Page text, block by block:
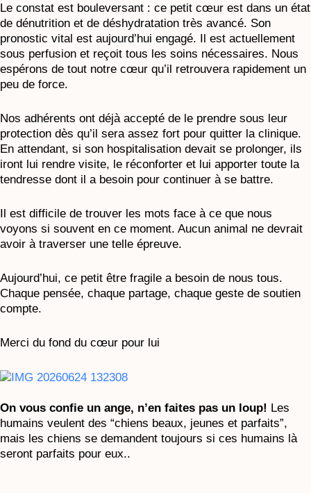
Le constat est bouleversant : ce petit cœur est dans un état
de dénutrition et de déshydratation très avancé. Son
pronostic vital est aujourd’hui engagé. Il est actuellement
sous perfusion et reçoit tous les soins nécessaires. Nous
espérons de tout notre cœur qu’il retrouvera rapidement un
peu de force.
Nos adhérents ont déjà accepté de le prendre sous leur
protection dès qu’il sera assez fort pour quitter la clinique.
En attendant, si son hospitalisation devait se prolonger, ils
iront lui rendre visite, le réconforter et lui apporter toute la
tendresse dont il a besoin pour continuer à se battre.
Il est difficile de trouver les mots face à ce que nous
voyons si souvent en ce moment. Aucun animal ne devrait
avoir à traverser une telle épreuve.
Aujourd’hui, ce petit être fragile a besoin de nous tous.
Chaque pensée, chaque partage, chaque geste de soutien
compte.
Merci du fond du cœur pour lui
On vous confie un ange, n’en faites pas un loup! Les
humains veulent des “chiens beaux, jeunes et parfaits”,
mais les chiens se demandent toujours si ces humains là
seront parfaits pour eux..